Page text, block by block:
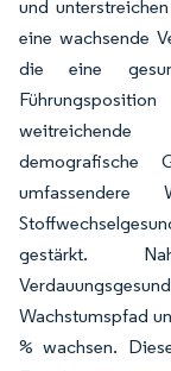
und
eine wachsende
die eine
weitreichende
demografische
umfassendere
gestärkt.
Wachstumspfad
% wachsen.